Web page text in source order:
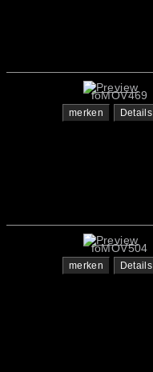
foMOV469
merken Details
foMOV504
merken Details